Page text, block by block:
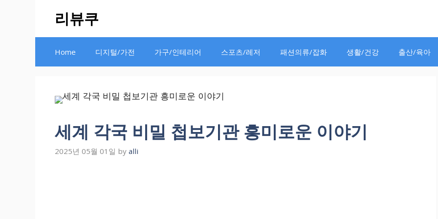
리뷰쿠
Home 디지털/가전 가구/인테리어 스포츠/레저 패션의류/잡화 생활/건강 출산/육아
세계 각국 비밀 첩보기관 흥미로운 이야기
2025년 05월 01일 by alli